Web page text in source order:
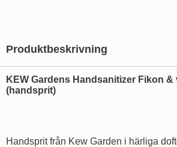
Produktbeskrivning
KEW Gardens Handsanitizer Fikon
(handsprit)
Handsprit från Kew Garden i härliga